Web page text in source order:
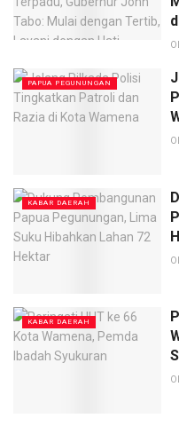
PAPUA PEGUNUNGAN
KABAR DAERAH
KABAR DAERAH